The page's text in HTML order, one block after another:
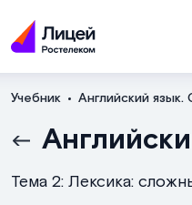
Учебник Английский
Тема 2: Лексика: